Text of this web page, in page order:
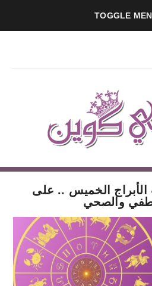
TOGGLE
الخميس .. على
والصحي